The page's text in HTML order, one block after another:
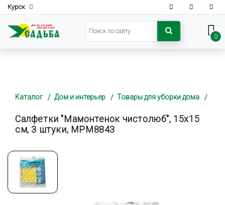
Курск
0
Каталог Дом и интерьер Товары для уборки дома
Салфетки "Мамонтенок чистолюб", 15х15
см, 3 штуки, MPM8843